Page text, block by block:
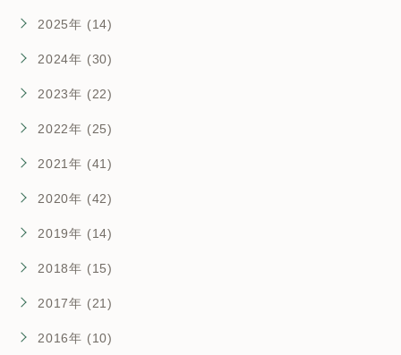
2025年 (14)
2024年 (30)
2023年 (22)
2022年 (25)
2021年 (41)
2020年 (42)
2019年 (14)
2018年 (15)
2017年 (21)
2016年 (10)